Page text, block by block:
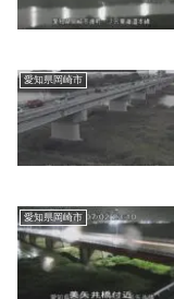
愛知県岡崎市
愛知県岡崎市